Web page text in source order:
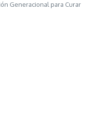
Generacional para Curar